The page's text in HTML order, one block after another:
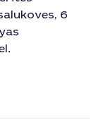
6